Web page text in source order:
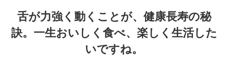
-ブログ
-学会発表情報
-お客様の声
-メディア紹介事例
舌が力強く動くことが、健康長寿の秘
訣。一生おいしく食べ、楽しく生活した
いですね。